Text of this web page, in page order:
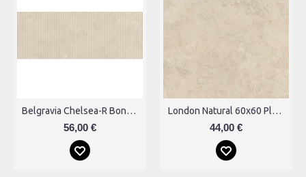
Belgravia Chelsea-R Bone Plytelės
56,00 €
London Natural 60x60 Plytelės
44,00 €